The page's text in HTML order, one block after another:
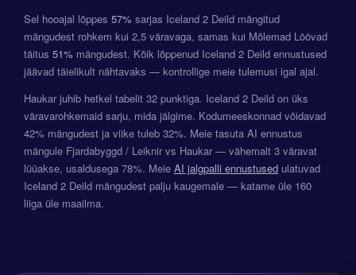
Sel hooajal lõppes 57% sarjas Iceland 2 Deild mängitud
mängudest rohkem kui 2,5 väravaga, samas kui Mõlemad Löövad
täitus 51% mängudest. Kõik lõppenud Iceland 2 Deild ennustused
jäävad täielikult nähtavaks — kontrollige meie tulemusi igal ajal.
Haukar juhib hetkel tabelit 32 punktiga. Iceland 2 Deild on üks
väravarohkemaid sarju, mida jälgime. Kodumeeskonnad võidavad
42% mängudest ja viike tuleb 32%. Meie tasuta AI ennustus
mängule Fjardabyggd / Leiknir vs Haukar — vähemalt 3 väravat
lüüakse, usaldusega 78%. Meie AI jalgpalli ennustused ulatuvad
Iceland 2 Deild mängudest palju kaugemale — katame üle 160
liiga üle maailma.